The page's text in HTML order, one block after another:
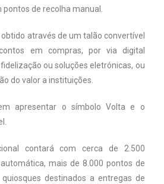
de recolha manual.
através de um talão convertível
em compras, por via digital
ou soluções eletrónicas, ou
do valor a instituições.
apresentar o símbolo Volta e o
contará com cerca de 2.500
mais de 8.000 pontos de
destinados a entregas de